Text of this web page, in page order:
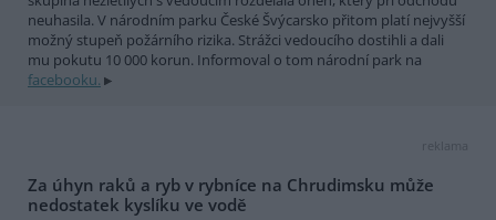
neuhasila. V národním parku České Švýcarsko přitom platí nejvyšší
možný stupeň požárního rizika. Strážci vedoucího dostihli a dali
mu pokutu 10 000 korun. Informoval o tom národní park na
facebooku.
reklama
Za úhyn raků a ryb v rybníce na Chrudimsku může
nedostatek kyslíku ve vodě